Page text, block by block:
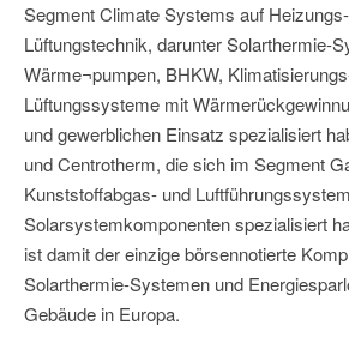
Segment Climate Systems auf
Lüftungstechnik, darunter Solarthermie-
Wärme¬pumpen, BHKW,
Lüftungssysteme mit
und gewerblichen Einsatz spezialisiert
und Centrotherm, die sich im Segment
Kunststoffabgas- und
Solarsystemkomponenten spezialisiert
ist damit der einzige börsennotierte
Solarthermie-Systemen und
Gebäude in Europa.